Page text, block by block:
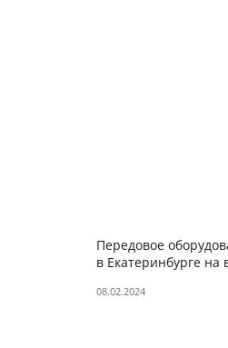
Передовое
в Екатеринбурге на
2024
08.02.2024